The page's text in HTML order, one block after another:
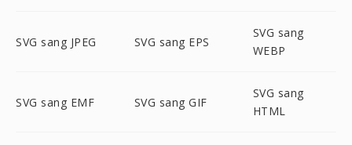
SVG sang JPEG SVG sang EPS
SVG sang
WEBP
SVG sang EMF SVG sang GIF
SVG sang
HTML